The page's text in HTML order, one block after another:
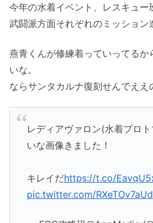
今年の水着イベント、レスキュー
武闘派方面それぞれのミッション
燕青くんが修練着っていってる
いな。
ならサンタカルナ復刻せんでええ
レディアヴァロン(水着プロ
いな画像きました！
キレイだhttps://t.co/
pic.twitter.com/RXeTOv7aUd